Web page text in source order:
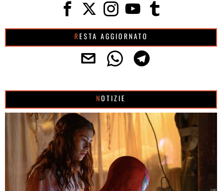
RESTA AGGIORNATO
NOTIZIE